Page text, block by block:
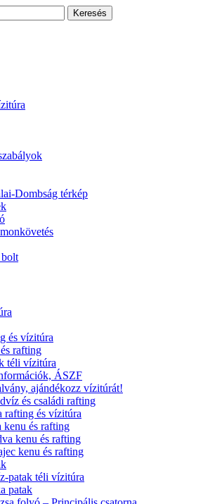
Dombság térkép
és vízitúra
rafting
téli vízitúra
ÁSZF
ajándékozz vízitúrát!
és családi rafting
rafting és vízitúra
kenu és rafting
kenu és rafting
kenu és rafting
patak téli vízitúra
patak